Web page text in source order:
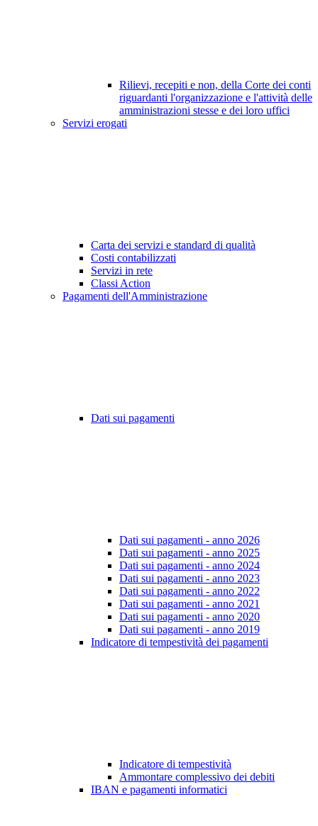
Rilievi, recepiti e non, della Corte dei conti
riguardanti l'organizzazione e l'attività delle
amministrazioni stesse e dei loro uffici
Servizi erogati
Carta dei servizi e standard di qualità
Costi contabilizzati
Servizi in rete
Classi Action
Pagamenti dell'Amministrazione
Dati sui pagamenti
Dati sui pagamenti - anno 2026
Dati sui pagamenti - anno 2025
Dati sui pagamenti - anno 2024
Dati sui pagamenti - anno 2023
Dati sui pagamenti - anno 2022
Dati sui pagamenti - anno 2021
Dati sui pagamenti - anno 2020
Dati sui pagamenti - anno 2019
Indicatore di tempestività dei pagamenti
Indicatore di tempestività
Ammontare complessivo dei debiti
IBAN e pagamenti informatici